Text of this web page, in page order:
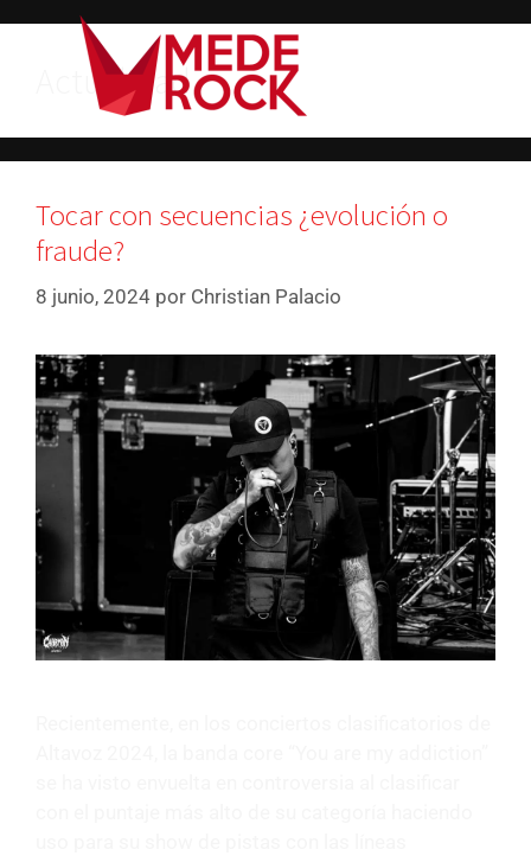
Actualidad
Tocar con secuencias ¿evolución o
fraude?
8 junio, 2024 por Christian Palacio